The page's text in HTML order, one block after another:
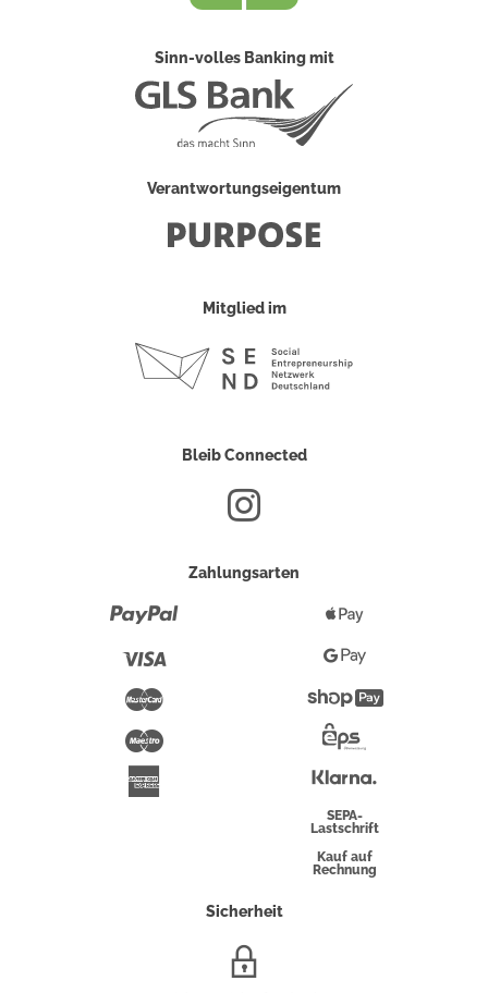
Sinn-volles Banking mit
Verantwortungseigentum
Mitglied im
Bleib Connected
Zahlungsarten
Maestro
Pay
Google
PayShopify
Überweisung
SEPA-
Lastschrift
Kauf auf
Rechnung
Sicherheit